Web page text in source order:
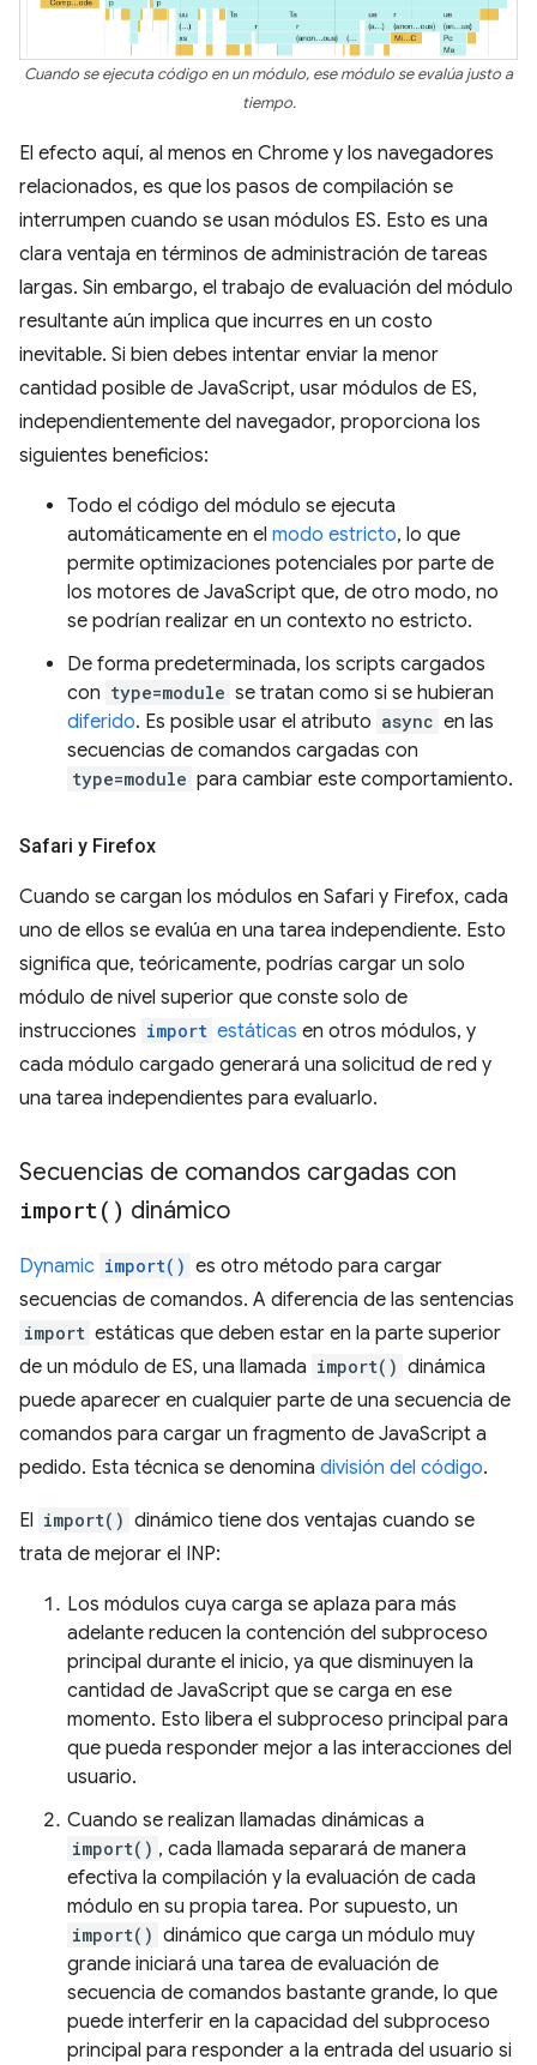
Cuando se ejecuta código en un módulo, ese módulo se evalúa justo a
tiempo.
El efecto aquí, al menos en Chrome y los navegadores
relacionados, es que los pasos de compilación se
interrumpen cuando se usan módulos ES. Esto es una
clara ventaja en términos de administración de tareas
largas. Sin embargo, el trabajo de evaluación del módulo
resultante aún implica que incurres en un costo
inevitable. Si bien debes intentar enviar la menor
cantidad posible de JavaScript, usar módulos de ES,
independientemente del navegador, proporciona los
siguientes beneficios:
Todo el código del módulo se ejecuta
automáticamente en el modo estricto, lo que
permite optimizaciones potenciales por parte de
los motores de JavaScript que, de otro modo, no
se podrían realizar en un contexto no estricto.
De forma predeterminada, los scripts cargados
con type=module se tratan como si se hubieran
diferido. Es posible usar el atributo async en las
secuencias de comandos cargadas con
type=module para cambiar este comportamiento.
Safari y Firefox
Cuando se cargan los módulos en Safari y Firefox, cada
uno de ellos se evalúa en una tarea independiente. Esto
significa que, teóricamente, podrías cargar un solo
módulo de nivel superior que conste solo de
instrucciones import estáticas en otros módulos, y
cada módulo cargado generará una solicitud de red y
una tarea independientes para evaluarlo.
Secuencias de comandos cargadas con
import( ) dinámico
Dynamic import() es otro método para cargar
secuencias de comandos. A diferencia de las sentencias
import estáticas que deben estar en la parte superior
de un módulo de ES, una llamada import() dinámica
puede aparecer en cualquier parte de una secuencia de
comandos para cargar un fragmento de JavaScript a
pedido. Esta técnica se denomina división del código.
El import() dinámico tiene dos ventajas cuando se
trata de mejorar el INP:
Los módulos cuya carga se aplaza para más
adelante reducen la contención del subproceso
principal durante el inicio, ya que disminuyen la
cantidad de JavaScript que se carga en ese
momento. Esto libera el subproceso principal para
que pueda responder mejor a las interacciones del
usuario.
Cuando se realizan llamadas dinámicas a
import() , cada llamada separará de manera
efectiva la compilación y la evaluación de cada
módulo en su propia tarea. Por supuesto, un
import() dinámico que carga un módulo muy
grande iniciará una tarea de evaluación de
secuencia de comandos bastante grande, lo que
puede interferir en la capacidad del subproceso
principal para responder a la entrada del usuario si